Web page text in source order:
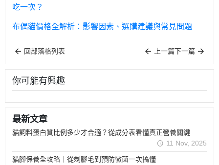
吃一次？
布偶貓價格全解析：影響因素、選購建議與常見問題
回部落格列表 上一篇下一篇
你可能有興趣
最新文章
貓飼料蛋白質比例多少才合適？從成分表看懂真正營養關鍵
11 Nov, 2025
貓腳保養全攻略｜從剃腳毛到預防黴菌一次搞懂